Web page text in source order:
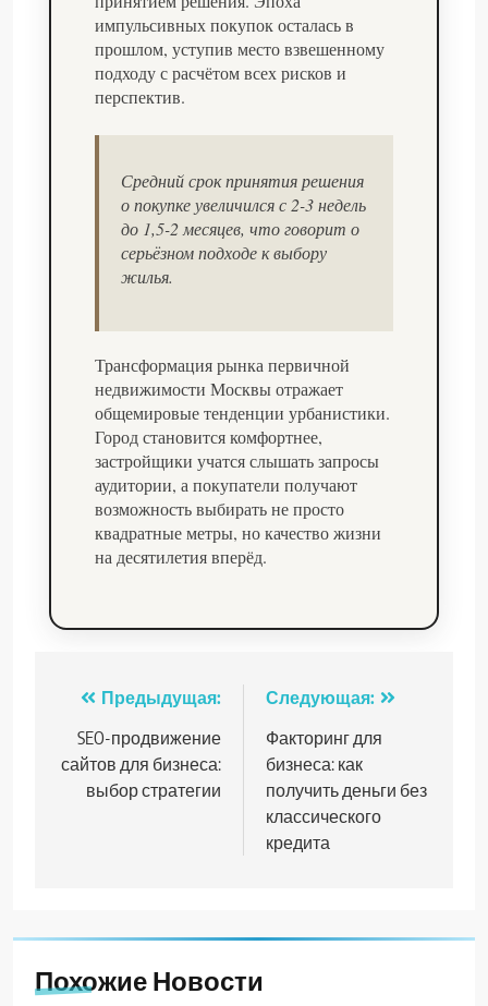
импульсивных покупок осталась в
прошлом, уступив место взвешенному
подходу с расчётом всех рисков и
перспектив.
Средний срок принятия решения
о покупке увеличился с 2-3 недель
до 1,5-2 месяцев, что говорит о
серьёзном подходе к выбору
жилья.
Трансформация рынка первичной
недвижимости Москвы отражает
общемировые тенденции урбанистики.
Город становится комфортнее,
застройщики учатся слышать запросы
аудитории, а покупатели получают
возможность выбирать не просто
квадратные метры, но качество жизни
на десятилетия вперёд.
Навигация
по
записям
Предыдущая:
SEO-продвижение
сайтов для бизнеса:
выбор стратегии
Следующая:
Факторинг для
бизнеса: как
получить деньги без
классического
кредита
Похожие Новости